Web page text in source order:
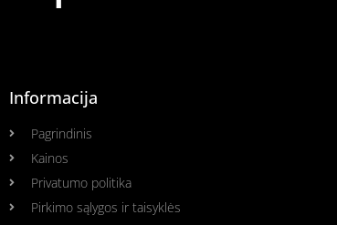
Informacija
Pagrindinis
Kainos
Privatumo politika
Pirkimo sąlygos ir taisyklės